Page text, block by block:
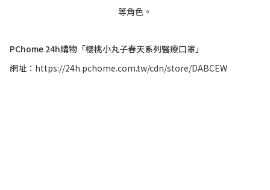
等角色。
PChome 24h購物「櫻桃小丸子春天系列醫療口罩」
網址： https://24h.pchome.com.tw/cdn/store/DABCEW